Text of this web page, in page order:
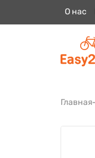
О нас
Главная